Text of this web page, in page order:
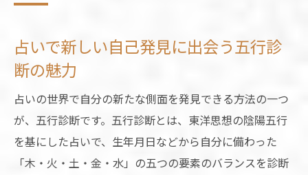
占いで新しい自己発見に出会う五行診
断の魅力
占いの世界で自分の新たな側面を発見できる方法の一つ
が、五行診断です。五行診断とは、東洋思想の陰陽五行
を基にした占いで、生年月日などから自分に備わった
「木・火・土・金・水」の五つの要素のバランスを診断